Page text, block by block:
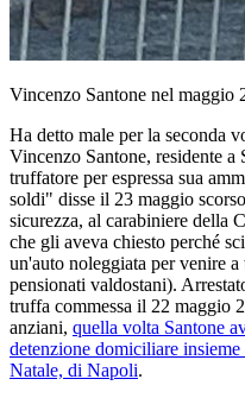
Vincenzo Santone nel maggio
Ha detto male per la seconda
Vincenzo Santone, residente a
truffatore per espressa sua
soldi" disse il 23 maggio
sicurezza, al carabiniere della
che gli aveva chiesto perché
un'auto noleggiata per venire a
pensionati valdostani).
truffa commessa il 22 maggio
anziani, quella volta Santone
detenzione domiciliare
Natale, di Napoli.